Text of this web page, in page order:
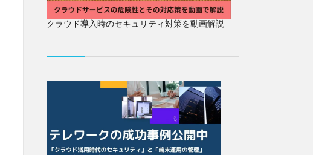
クラウド導入時のセキュリティ対策を動画解説